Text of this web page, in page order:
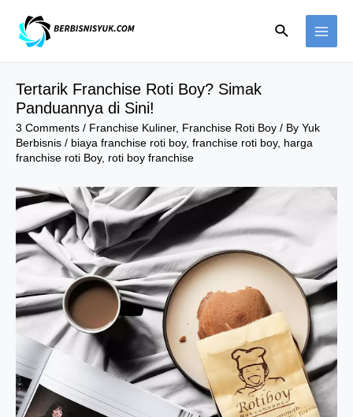
content
Search
Tertarik Franchise Roti Boy? Simak
Panduannya di Sini!
3 Comments / Franchise Kuliner, Franchise Roti Boy / By Yuk
Berbisnis / biaya franchise roti boy, franchise roti boy, harga
franchise roti Boy, roti boy franchise